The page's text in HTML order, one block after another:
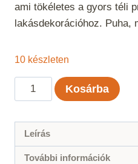
ami tökéletes a gyors téli
lakásdekorációhoz. Puha,
10 készleten
Drops
Polaris
color
Középszürke
Kosárba
Leírás
További információk